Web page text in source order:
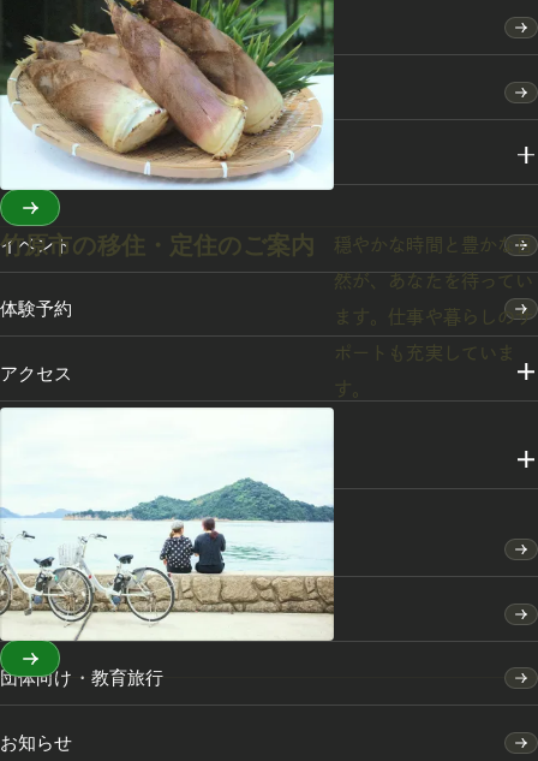
竹原市の移住・定住のご案内
穏やかな時間と豊かな自
然が、あなたを待ってい
ます。仕事や暮らしのサ
ポートも充実していま
す。
モデルコース
特集
スポット・体験
イベント
体験予約
アクセス
竹原市のふるさと納税
竹原市の移住・定住のご案内
団体向け・教育旅行
お知らせ